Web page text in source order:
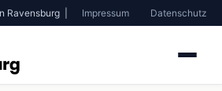
Ravensburg | Impressum Datenschutz